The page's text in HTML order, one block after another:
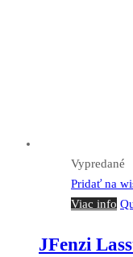
Vypredané
Pridať na
Viac info
JFenzi